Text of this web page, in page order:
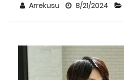
Arrekusu 8/21/2024